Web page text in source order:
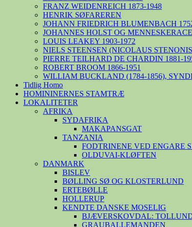
FRANZ WEIDENREICH 1873-1948
HENRIK SØFAREREN
JOHANN FRIEDRICH BLUMENBACH
JOHANNES HOLST OG
LOUIS LEAKEY 1903-1972
NIELS STEENSEN (NICOLAUS
PIERRE TEILHARD DE CHARDIN 1881-
ROBERT BROOM 1866-1951
WILLIAM BUCKLAND (1784-1856),
Tidlig Homo
HOMININERNES STAMTRÆ
LOKALITETER
AFRIKA
SYDAFRIKA
MAKAPANSGAT
TANZANIA
FODTRINENE VED ENGARE
OLDUVAI-KLØFTEN
DANMARK
BISLEV
BØLLING SØ OG KLOSTERLUND
ERTEBØLLE
HOLLERUP
KENDTE DANSKE MOSELIG
BJÆVERSKOVDAL:
GRAUBALLEMANDEN